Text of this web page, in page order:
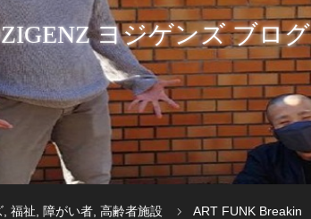
ヨジゲンズ ブログ
福祉 障がい者 高齢者施設 ART FUNK Breakin